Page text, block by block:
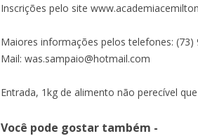
Inscrições pelo site
Maiores informações pelos telefones:
Mail: was.sampaio@hotmail.com
Entrada, 1kg de alimento não perecível
Você pode gostar também -